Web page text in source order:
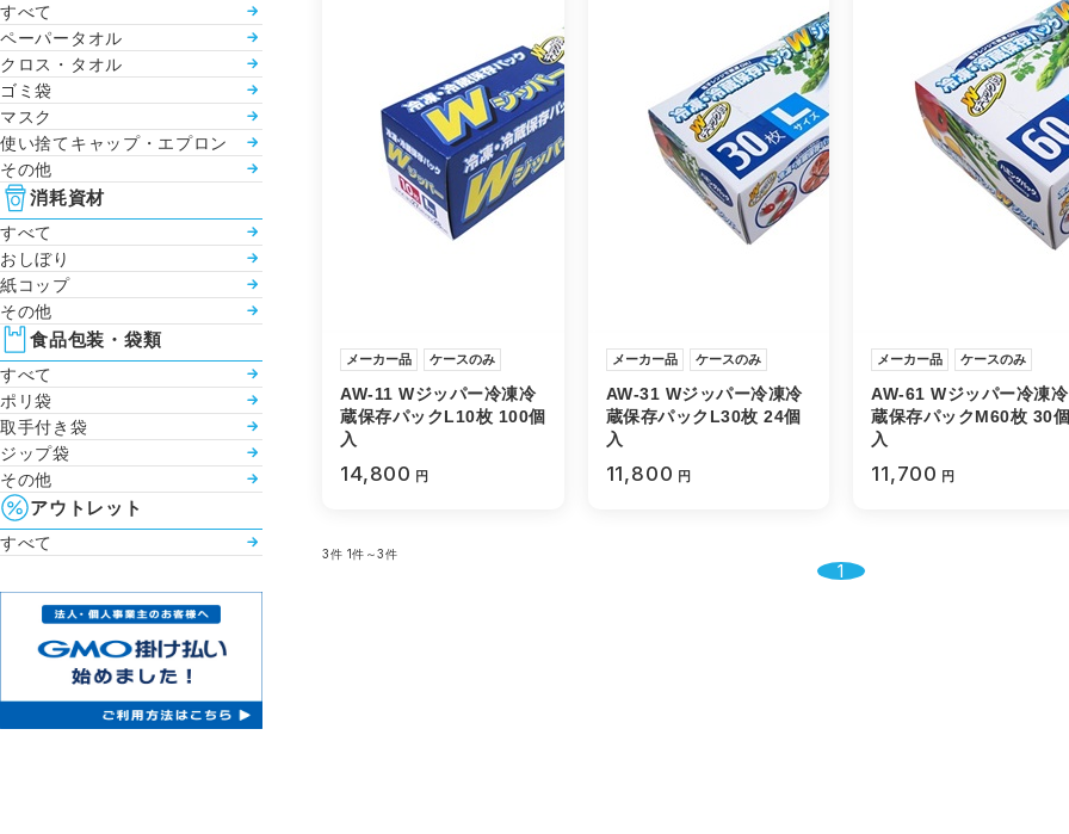
すべて
ペーパータオル
クロス・タオル
ゴミ袋
マスク
使い捨てキャップ・エプロン
その他
消耗資材
すべて
おしぼり
紙コップ
その他
食品包装・袋類
すべて
ポリ袋
取手付き袋
ジップ袋
その他
アウトレット
すべて
メーカー品 ケースのみ
AW-11 Wジッパー冷凍冷
蔵保存パックL10枚 100個
入
14,800 円
メーカー品 ケースのみ
AW-31 Wジッパー冷凍冷
蔵保存パックL30枚 24個
入
11,800 円
メーカー品 ケースのみ
AW-61 Wジッパー冷凍冷
蔵保存パックM60枚 30個
入
11,700 円
3件 1件～3件
1